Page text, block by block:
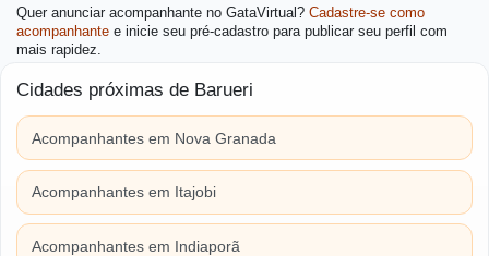
Quer anunciar acompanhante no GataVirtual? Cadastre-se como
acompanhante e inicie seu pré-cadastro para publicar seu perfil com
mais rapidez.
Cidades próximas de Barueri
Acompanhantes em Nova Granada
Acompanhantes em Itajobi
Acompanhantes em Indiaporã